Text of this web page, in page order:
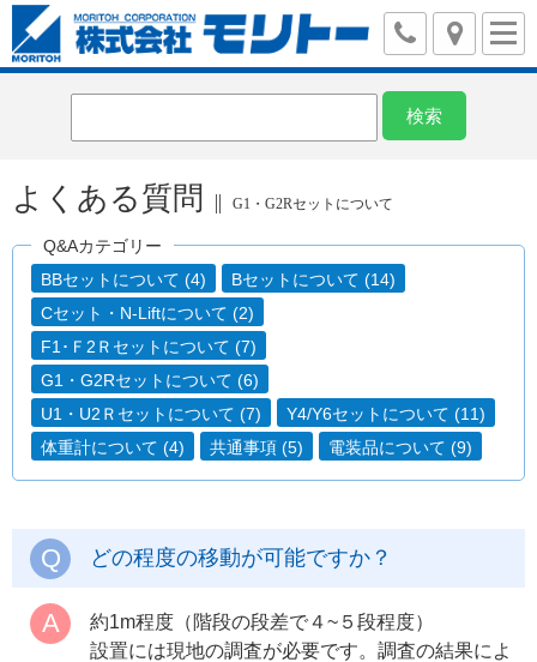
よくある質問 G1・G2Rセットについて
Q&Aカテゴリー
BBセットについて (4)
Bセットについて (14)
Cセット・N-Liftについて (2)
F1･Ｆ2Ｒセットについて (7)
G1・G2Rセットについて (6)
U1・U2Ｒセットについて (7)
Y4/Y6セットについて (11)
体重計について (4)
共通事項 (5) 電装品について (9)
どの程度の移動が可能ですか？
約1m程度（階段の段差で４~５段程度）
設置には現地の調査が必要です。調査の結果によ